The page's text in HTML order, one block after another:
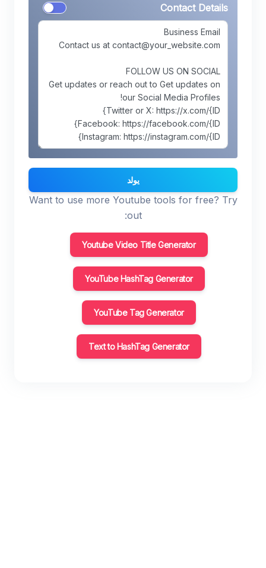
Contact Details
يولد
Want to use more Youtube tools for free? Try
out:
Youtube Video Title Generator
YouTube HashTag Generator
YouTube Tag Generator
Text to HashTag Generator